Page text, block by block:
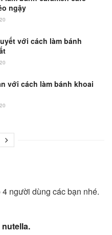
ngậy
với cách làm bánh
với cách làm bánh khoai
người dùng các bạn nhé.